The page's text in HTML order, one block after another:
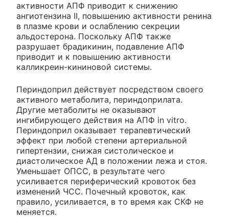
активности АПФ приводит к снижению
ангиотензина II, повышению активности ренина
в плазме крови и ослаблению секреции
альдостерона. Поскольку АПФ также
разрушает брадикинин, подавление АПФ
приводит и к повышению активности
калликреин-кининовой системы.
Периндоприл действует посредством своего
активного метаболита, периндоприлата.
Другие метаболиты не оказывают
ингибирующего действия на АПФ in vitro.
Периндоприл оказывает терапевтический
эффект при любой степени артериальной
гипертензии, снижая систолическое и
диастолическое АД в положении лежа и стоя.
Уменьшает ОПСС, в результате чего
усиливается периферический кровоток без
изменений ЧСС. Почечный кровоток, как
правило, усиливается, в то время как СКФ не
меняется.